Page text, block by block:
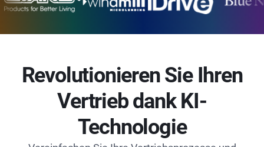
Revolutionieren Sie Ihren
Vertrieb dank KI-
Technologie